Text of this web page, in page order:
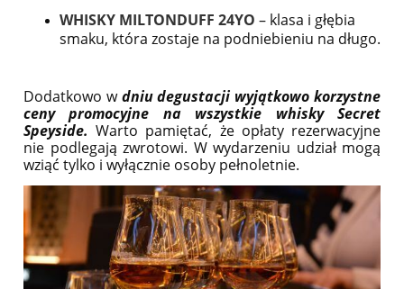
WHISKY MILTONDUFF 24YO – klasa i głębia
smaku, która zostaje na podniebieniu na długo.
Dodatkowo wdniu degustacji wyjątkowo korzystne
ceny promocyjne na wszystkie whisky Secret
Speyside. Warto pamiętać, że opłaty rezerwacyjne
nie podlegają zwrotowi. W wydarzeniu udział mogą
wziąć tylko i wyłącznie osoby pełnoletnie.